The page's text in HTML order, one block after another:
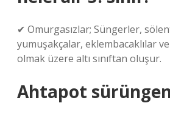
✔ Omurgasızlar; Süngerler,
yumuşakçalar, eklembacaklılar
olmak üzere altı sınıftan oluşur.
Ahtapot